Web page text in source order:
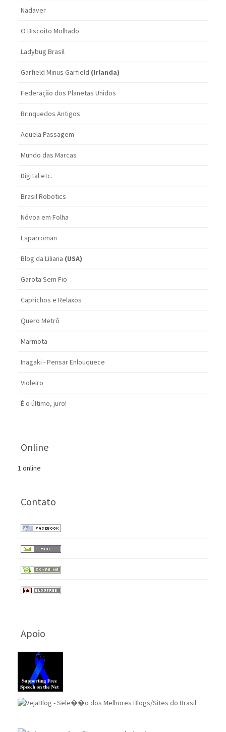
Nadaver
O Biscoito Molhado
Ladybug Brasil
Garfield Minus Garfield (Irlanda)
Federação dos Planetas Unidos
Brinquedos Antigos
Aquela Passagem
Mundo das Marcas
Digital etc.
Brasil Robotics
Nóvoa em Folha
Esparroman
Blog da Liliana (USA)
Garota Sem Fio
Caprichos e Relaxos
Quero Metrô
Marmota
Inagaki - Pensar Enlouquece
Violeiro
É o último, juro!
Online
1 online
Contato
Apoio